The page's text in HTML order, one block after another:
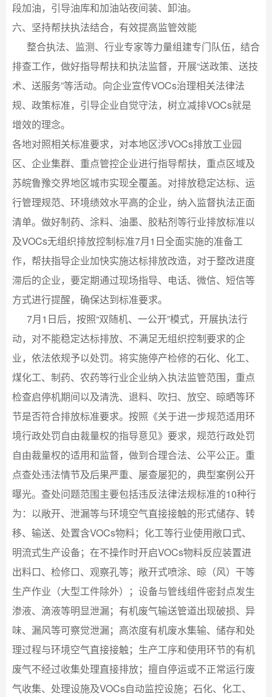
段加油，引导油库和加油站夜间装、卸油。
六、坚持帮扶执法结合，有效提高监管效能
整合执法、监测、行业专家等力量组建专门队伍，结合
排查工作，做好指导帮扶和执法监督，开展“送政策、送技
术、送服务”等活动。向企业宣传VOCs治理相关法律法
规、政策标准，引导企业自觉守法，树立减排VOCs就是
增效的理念。
各地对照相关标准要求，对本地区涉VOCs排放工业园
区、企业集群、重点管控企业进行指导帮扶，重点区域及
苏皖鲁豫交界地区城市实现全覆盖。对排放稳定达标、运
行管理规范、环境绩效水平高的企业，纳入监督执法正面
清单。做好制药、涂料、油墨、胶粘剂等行业排放标准以
及VOCs无组织排放控制标准7月1日全面实施的准备工
作，帮扶指导企业加快实施达标排放改造，对于整改进度
滞后的企业，要定期通过现场指导、电话、微信、短信等
方式进行提醒，确保达到标准要求。
7月1日后，按照“双随机、一公开”模式，开展执法行
动，对不能稳定达标排放、不满足无组织控制要求的企
业，依法依规予以处罚。将实施停产检修的石化、化工、
煤化工、制药、农药等行业企业纳入执法监管范围，重点
检查启停机期间以及清洗、退料、吹扫、放空、晾晒等环
节是否符合排放标准要求。按照《关于进一步规范适用环
境行政处罚自由裁量权的指导意见》要求，规范行政处罚
自由裁量权的适用和监督，做到合理合法、公平公正。重
点查处违法情节及后果严重、屡查屡犯的，典型案例公开
曝光。查处问题范围主要包括违反法律法规标准的10种行
为：以敞开、泄漏等与环境空气直接接触的形式储存、转
移、输送、处置含VOCs物料；化工等行业使用敞口式、
明流式生产设备；在不操作时开启VOCs物料反应装置进
出料口、检修口、观察孔等；敞开式喷涂、晾（风）干等
生产作业（大型工件除外）；设备与管线组件密封点发生
渗液、滴液等明显泄漏；有机废气输送管道出现破损、异
味、漏风等可察觉泄漏；高浓度有机废水集输、储存和处
理过程与环境空气直接接触；生产工序和使用环节的有机
废气不经过收集处理直接排放；擅自停运或不正常运行废
气收集、处理设施及VOCs自动监控设施；石化、化工、